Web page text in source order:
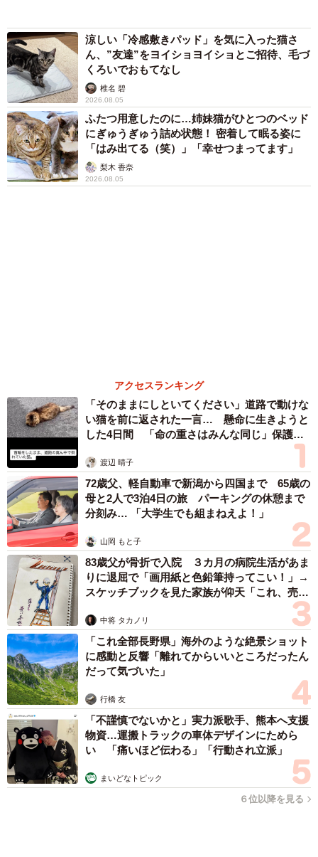
「そうですね。チャーミーの寝床はリビングだけで5カ所あ
るんですが、こたつ率は高いです！とってもあったかいみ
たいです」
4/5
ほりほりした後はぐっすり寝ました・・・（柴犬チャーミーさん提供、
Twitterよりキャプチャ撮影）
――これからますます寒くなってきます。チャーミーちゃ
んのためにお部屋で過ごす際やお散歩時の防寒対策を教え
てください。
「寒くなってきたらホットカーペットか暖房をつけた部屋
で過ごしてます。今までは普段のお散歩の時、服は着せて
なかったんですが7歳になりシニア期に入ったので真冬は暖
かい服を着せてお散歩に行こうと思っています」
「不謹慎でないかと」実力派歌手、熊本へ支援
物資…運搬トラックの車体デザインにためら
い 「痛いほど伝わる」「行動され立派」
まいどなトピック
６位以降を見る
まいどなファミリー
（新着記事順）
がんと片目の失明、3時間おきの壮絶な介護を
乗り越えた猫 「叶わないかもしれない」と覚
悟した19歳の誕生日を迎えて感動
古川 諭香
「不謹慎でないかと」実力派歌手、熊本へ支援
物資…運搬トラックの車体デザインにためら
い 「痛いほど伝わる」「行動され立派」
まいどなトピック
誰も求めていない職場の「謎マナー」、「過剰な挨拶」や「お
土産配り」を抑えた1位は？ やめられない理由は「周りの目」
まいどなデータ
2026.08.06
自転車通行可の歩道 電動キックボードで走行